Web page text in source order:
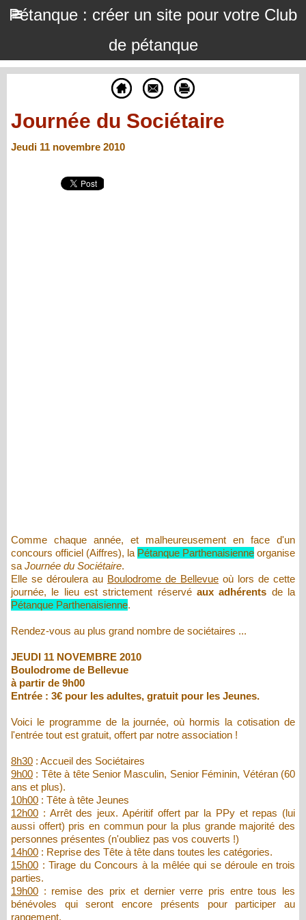
Pétanque : créer un site pour votre Club
de pétanque
Journée du Sociétaire
Jeudi 11 novembre 2010
Comme chaque année, et malheureusement en face d'un
concours officiel (Aiffres), la Pétanque Parthenaisienne organise
sa Journée du Sociétaire.
Elle se déroulera au Boulodrome de Bellevue où lors de cette
journée, le lieu est strictement réservé aux adhérents de la
Pétanque Parthenaisienne.
Rendez-vous au plus grand nombre de sociétaires ...
JEUDI 11 NOVEMBRE 2010
Boulodrome de Bellevue
à partir de 9h00
Entrée : 3€ pour les adultes, gratuit pour les Jeunes.
Voici le programme de la journée, où hormis la cotisation de
l'entrée tout est gratuit, offert par notre association !
8h30 : Accueil des Sociétaires
9h00 : Tête à tête Senior Masculin, Senior Féminin, Vétéran (60
ans et plus).
10h00 : Tête à tête Jeunes
12h00 : Arrêt des jeux. Apéritif offert par la PPy et repas (lui
aussi offert) pris en commun pour la plus grande majorité des
personnes présentes (n'oubliez pas vos couverts !)
14h00 : Reprise des Tête à tête dans toutes les catégories.
15h00 : Tirage du Concours à la mêlée qui se déroule en trois
parties.
19h00 : remise des prix et dernier verre pris entre tous les
bénévoles qui seront encore présents pour participer au
rangement.